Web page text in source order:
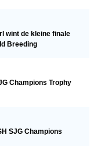
wint de kleine finale
Breeding
Champions Trophy
SJG Champions